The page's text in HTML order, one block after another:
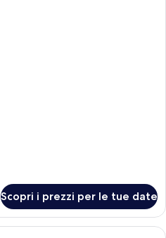
Scopri i prezzi per le tue date